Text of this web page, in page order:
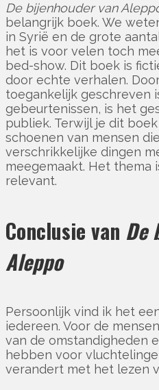
De bijenhouder van
belangrijk boek. We
in Syrië en de grote
het is voor velen toch
bed-show. Dit boek is
door echte verhalen.
toegankelijk geschreven
gebeurtenissen, is het
publiek. Terwijl je dit
schoenen van mensen
verschrikkelijke dingen
meegemaakt. Het thema
relevant.
Conclusie van De
Aleppo
Persoonlijk vind ik het
iedereen. Voor de
van de omstandigheden
hebben voor
verandert met het lezen